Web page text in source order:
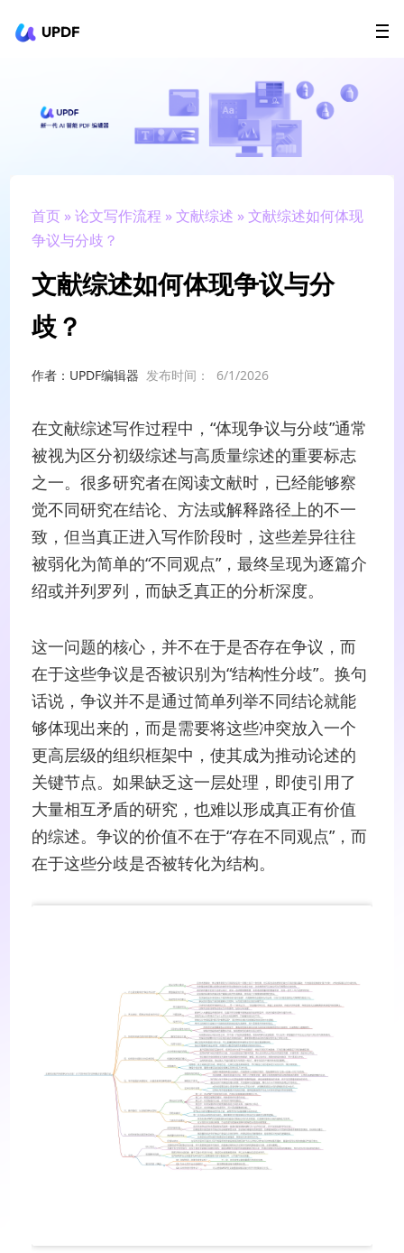
UPDF
AI Agents
政企采购
升级会员
首页 »论文写作流程 »文献综述 » 文献综述如何体现
争议与分歧？
文献综述如何体现争议与分
歧？
作者：UPDF编辑器 发布时间： 6/1/2026
在文献综述写作过程中，“体现争议与分歧”通常
被视为区分初级综述与高质量综述的重要标志
之一。很多研究者在阅读文献时，已经能够察
觉不同研究在结论、方法或解释路径上的不一
致，但当真正进入写作阶段时，这些差异往往
被弱化为简单的“不同观点”，最终呈现为逐篇介
绍或并列罗列，而缺乏真正的分析深度。
这一问题的核心，并不在于是否存在争议，而
在于这些争议是否被识别为“结构性分歧”。换句
话说，争议并不是通过简单列举不同结论就能
够体现出来的，而是需要将这些冲突放入一个
更高层级的组织框架中，使其成为推动论述的
关键节点。如果缺乏这一层处理，即使引用了
大量相互矛盾的研究，也难以形成真正有价值
的综述。争议的价值不在于“存在不同观点”，而
在于这些分歧是否被转化为结构。